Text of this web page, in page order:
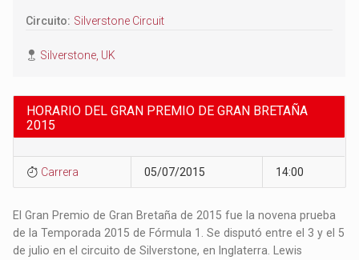
Circuito: Silverstone Circuit
Silverstone, UK
HORARIO DEL GRAN PREMIO DE GRAN BRETAÑA
2015
Carrera 05/07/2015 14:00
El Gran Premio de Gran Bretaña de 2015 fue la novena prueba
de la Temporada 2015 de Fórmula 1. Se disputó entre el 3 y el 5
de julio en el circuito de Silverstone, en Inglaterra. Lewis